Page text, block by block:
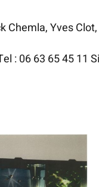
Chemla, Yves
: 06 63 65 45 11